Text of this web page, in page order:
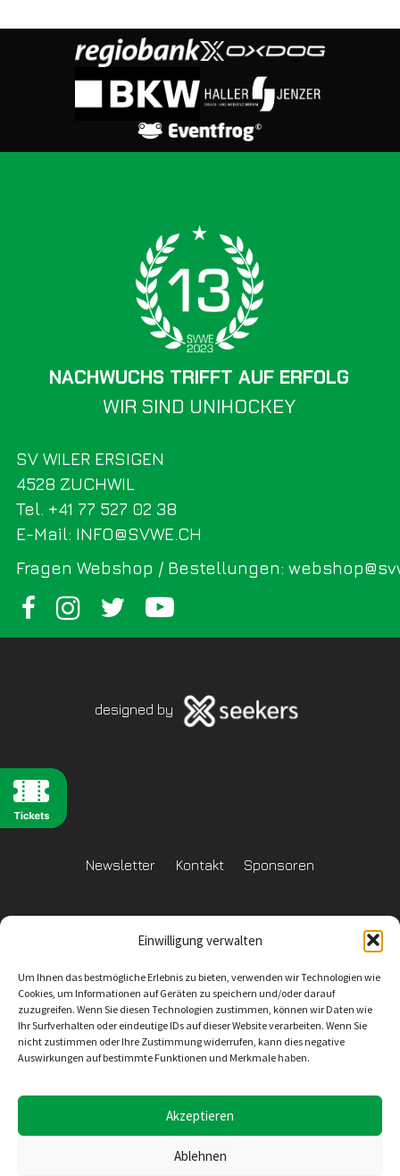
Einwilligung verwalten
Um Ihnen das bestmögliche Erlebnis zu bieten, verwenden wir Technologien wie
Cookies, um Informationen auf Geräten zu speichern und/oder darauf
zuzugreifen. Wenn Sie diesen Technologien zustimmen, können wir Daten wie
Ihr Surfverhalten oder eindeutige IDs auf dieser Website verarbeiten. Wenn Sie
nicht zustimmen oder Ihre Zustimmung widerrufen, kann dies negative
Auswirkungen auf bestimmte Funktionen und Merkmale haben.
Akzeptieren
Ablehnen
SV WILER ERSIGEN
Fragen Webshop / Bestellungen:
4528 ZUCHWIL
Tel. +41 77 527 02 38
E-Mail: INFO@SVWE.CH
WIR SIND UNIHOCKEY
NACHWUCHS TRIFFT AUF ERFOLG
designed by
Newsletter Kontakt Sponsoren
Reglement Datenschutz
Inhaltliche Verantwortung
4528 Zuchwil